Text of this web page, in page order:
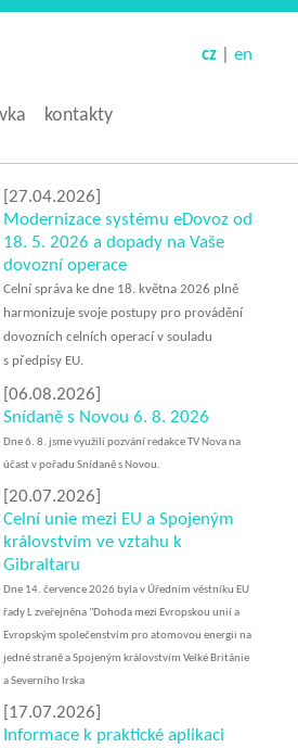
en
cz
kontakty
[27.04.2026]
Modernizace systému eDovoz od
18. 5. 2026 a dopady na Vaše
dovozní operace
Celní správa ke dne 18. května 2026 plně
harmonizuje svoje postupy pro provádění
dovozních celních operací v souladu
s předpisy EU.
[06.08.2026]
Snídaně s Novou 6. 8. 2026
​Dne 6. 8. jsme využili pozvání redakce TV Nova na
účast v pořadu Snídaně s Novou.
[20.07.2026]
Celní unie mezi EU a Spojeným
královstvím ve vztahu k
Gibraltaru
Dne 14. července 2026 byla v Úředním věstníku EU
řady L​ zveřejněna "Dohoda mezi Evropskou unií a
Evropským společenstvím pro atomovou energii na
jedné straně a Spojeným královstvím Velké Británie
a Severního Irska
[17.07.2026]
Informace k praktické aplikaci
cheap
?